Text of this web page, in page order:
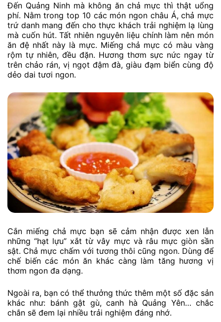
Đến Quảng Ninh mà không ăn chả mực thì thật uổng
phí. Nằm trong top 10 các món ngon châu Á, chả mực
trứ danh mang đến cho thực khách trải nghiệm lạ lùng
mà cuốn hút. Tất nhiên nguyên liệu chính làm nên món
ăn đệ nhất này là mực. Miếng chả mực có màu vàng
rộm tự nhiên, đều đặn. Hương thơm sực nức ngay từ
trên chảo rán, vị ngọt đậm đà, giàu đạm biển cùng độ
dẻo dai tươi ngon.
Cắn miếng chả mực bạn sẽ cảm nhận được xen lẫn
những “hạt lựu” xắt từ vây mực và râu mực giòn sần
sật. Chả mực chấm với tương thôi cũng ngon. Dùng để
chế biến các món ăn khác càng làm tăng hương vị
thơm ngon đa dạng.
Ngoài ra, bạn có thể thưởng thức thêm một số đặc sản
khác như: bánh gật gù, canh hà Quảng Yên… chắc
chắn sẽ đem lại nhiều trải nghiệm đáng nhớ.